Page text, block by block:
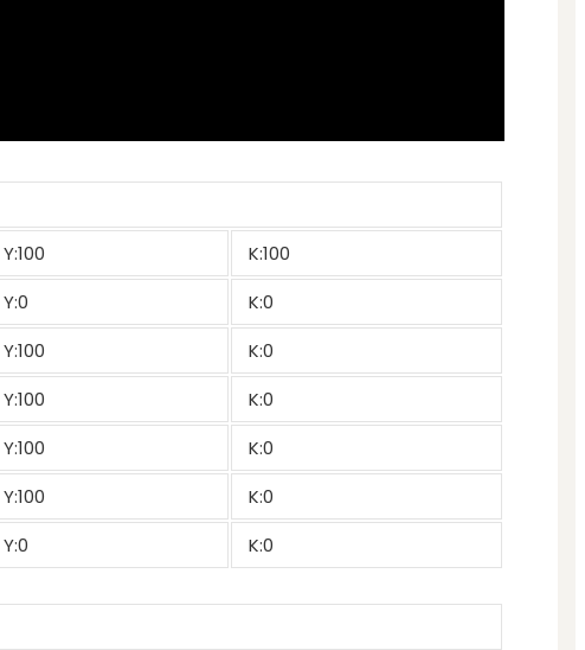
Y:100
K:100
Y:0
K:0
Y:100
K:0
Y:100
K:0
Y:100
K:0
Y:100
K:0
Y:0 K:0